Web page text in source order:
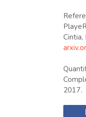
Cintia,
2017.